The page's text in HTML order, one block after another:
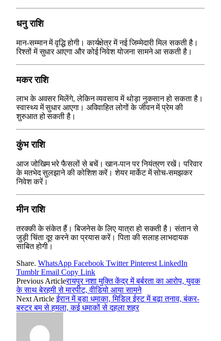
धनु राशि
मान-सम्मान में वृद्धि होगी। कार्यक्षेत्र में नई जिम्मेदारी मिल सकती है।
रिश्तों में सुधार आएगा और कोई निवेश योजना सामने आ सकती है।
मकर राशि
लाभ के अवसर मिलेंगे, लेकिन व्यवसाय में थोड़ा नुकसान हो सकता है।
स्वास्थ्य में सुधार आएगा। अविवाहित लोगों के जीवन में प्रेम की
शुरुआत हो सकती है।
कुंभ राशि
आज जोखिम भरे फैसलों से बचें। खान-पान पर नियंत्रण रखें। परिवार
के मतभेद सुलझाने की कोशिश करें। शेयर मार्केट में सोच-समझकर
निवेश करें।
मीन राशि
तरक्की के संकेत हैं। बिजनेस के लिए यात्रा हो सकती है। संतान से
जुड़ी चिंता दूर करने का प्रयास करें। पिता की सलाह लाभदायक
साबित होगी।
Share. WhatsApp Facebook Twitter Pinterest LinkedIn
Tumblr Email Copy Link
Previous Articleरायपुर नशा मुक्ति केंद्र में बर्बरता का आरोप, युवक
के साथ बेरहमी से मारपीट, वीडियो आया सामने
Next Articleईरान में बड़ा धमाका, मिडिल ईस्ट में बढ़ा तनाव, बंकर-
बस्टर बम से हमला, कई धमाकों से दहला शहर